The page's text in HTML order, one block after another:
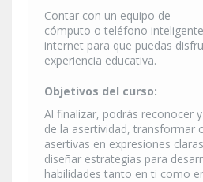
Contar con un equipo de
cómputo o teléfono
internet para que puedas
experiencia educativa.
Objetivos del curso:
Al finalizar, podrás reconocer
de la asertividad, transformar
asertivas en expresiones
diseñar estrategias para
habilidades tanto en ti como